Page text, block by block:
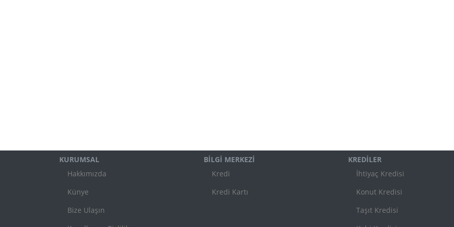
KURUMSAL
Hakkımızda
Künye
Bize Ulaşın
BİLGİ MERKEZİ
Kredi
Kredi Kartı
KREDİLER
İhtiyaç Kredisi
Konut Kredisi
Taşıt Kredisi